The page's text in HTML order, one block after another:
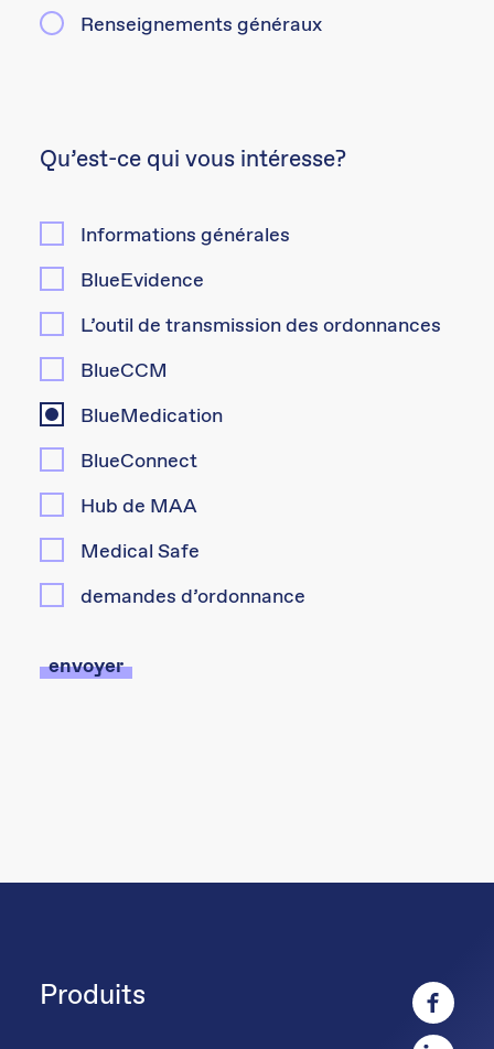
Renseignements généraux
Qu’est-ce qui vous intéresse?
Informations générales
BlueEvidence
L’outil de transmission des ordonnances
BlueCCM
BlueMedication
BlueConnect
Hub de MAA
Medical Safe
demandes d’ordonnance
Produits